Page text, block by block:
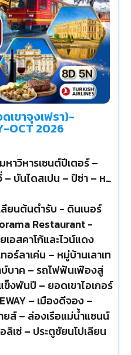
ขาจุงเฟรา)-
OCT 2026
าวิหารเซนต์ปีเตอร์ –
– บันไดสเปน – ปิซ่า – หอ
ถอนหายใจ – จัตุรัสซา
ก
ลียนต้นตำรับ - ดินเนอร์
Restaurant -
อสคาโก้และไวน์แดง
ร์ลาเค่น – หมู่บ้านเลาเท
บาค – รถไฟฟันเฟืองสู่
ข็งพันปี – ยอดเขาไอเกอร์
– เมืองดีจอง –
ยส์ – ล่องเรือแม่น้ำแซนน์
เซ่ – ประตูชัยนโปเลียน